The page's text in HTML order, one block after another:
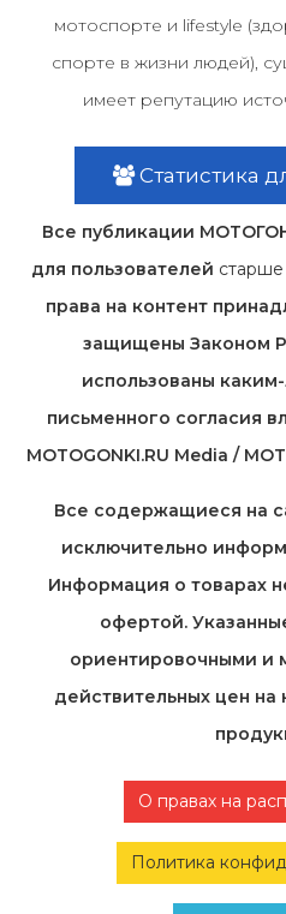
мотоспорте и lifestyle
спорте в жизни людей),
имеет репутацию
Статистика
Все публикации
для пользователей старше
права на контент
защищены Законом
использованы
письменного согласия
MOTOGONKI.RU Media /
Все содержащиеся на
исключительно
Информация о товарах
офертой.
ориентировочными и
действительных цен
О правах на
Политика